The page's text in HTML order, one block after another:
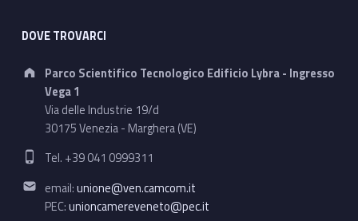
DOVE TROVARCI
Address:
Parco Scientifico Tecnologico Edificio Lybra - Ingresso
Vega 1
Via delle Industrie 19/d
30175 Venezia - Marghera (VE)
Phone number:
Tel. +39 041 0999311
Email address:
email:unione@ven.camcom.it
PEC:unioncamereveneto@pec.it